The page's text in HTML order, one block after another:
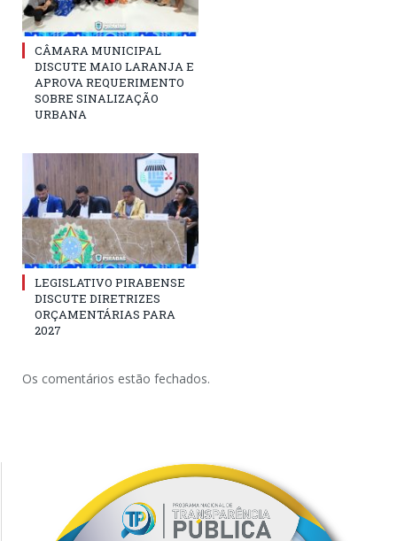
CÂMARA MUNICIPAL
DISCUTE MAIO LARANJA E
APROVA REQUERIMENTO
SOBRE SINALIZAÇÃO
URBANA
LEGISLATIVO PIRABENSE
DISCUTE DIRETRIZES
ORÇAMENTÁRIAS PARA
2027
Os comentários estão fechados.